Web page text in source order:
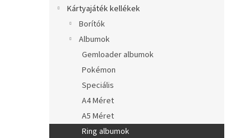
Kártyajáték kellékek
Borítók
Albumok
Gemloader albumok
Pokémon
Speciális
A4 Méret
A5 Méret
Ring albumok